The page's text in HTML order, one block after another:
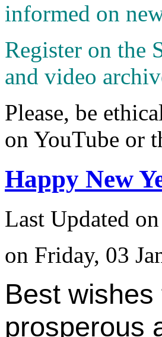
informed on
Register on the
and video
Please, be
on YouTube or
Happy New
Last Updated
on Friday, 03
Best
prosperous